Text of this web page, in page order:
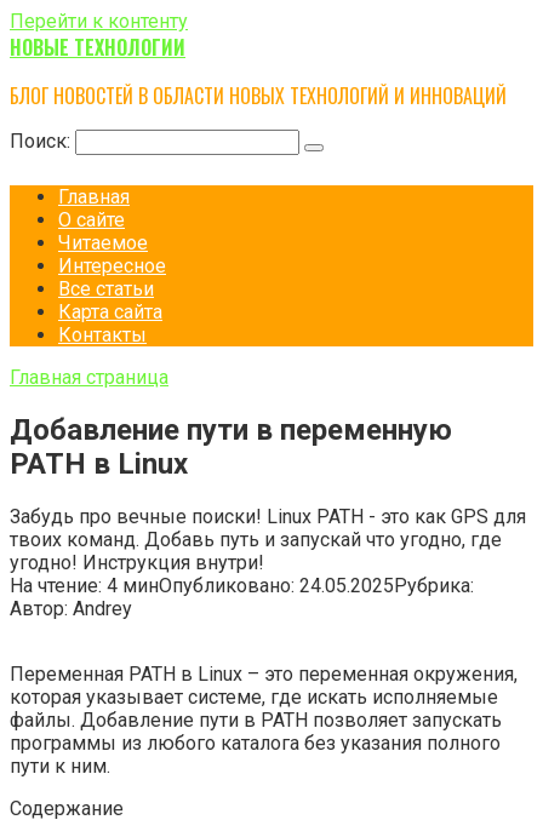
Перейти к контенту
НОВЫЕ ТЕХНОЛОГИИ
БЛОГ НОВОСТЕЙ В ОБЛАСТИ НОВЫХ ТЕХНОЛОГИЙ И ИННОВАЦИЙ
Поиск:
Главная
О сайте
Читаемое
Интересное
Все статьи
Карта сайта
Контакты
Главная страница
Добавление пути в переменную
PATH в Linux
Забудь про вечные поиски! Linux PATH - это как GPS для
твоих команд. Добавь путь и запускай что угодно, где
угодно! Инструкция внутри!
На чтение: 4 минОпубликовано: 24.05.2025Рубрика:
Автор: Andrey
Переменная PATH в Linux – это переменная окружения,
которая указывает системе, где искать исполняемые
файлы. Добавление пути в PATH позволяет запускать
программы из любого каталога без указания полного
пути к ним.
Содержание